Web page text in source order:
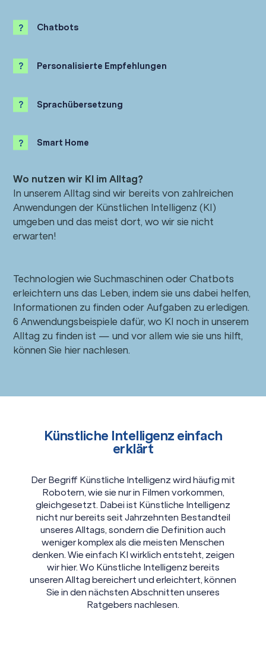
Chatbots
Personalisierte Empfehlungen
Sprachübersetzung
Smart Home
Wo nutzen wir KI im Alltag?
In unserem Alltag sind wir bereits von zahlreichen
Anwendungen der Künstlichen Intelligenz (KI)
umgeben und das meist dort, wo wir sie nicht
erwarten!
Technologien wie Suchmaschinen oder Chatbots
erleichtern uns das Leben, indem sie uns dabei helfen,
Informationen zu finden oder Aufgaben zu erledigen.
6 Anwendungsbeispiele dafür, wo KI noch in unserem
Alltag zu finden ist — und vor allem wie sie uns hilft,
können Sie hier nachlesen.
Künstliche Intelligenz einfach
erklärt
Der Begriff Künstliche Intelligenz wird häufig mit
Robotern, wie sie nur in Filmen vorkommen,
gleichgesetzt. Dabei ist Künstliche Intelligenz
nicht nur bereits seit Jahrzehnten Bestandteil
unseres Alltags, sondern die Definition auch
weniger komplex als die meisten Menschen
denken. Wie einfach KI wirklich entsteht, zeigen
wir hier. Wo Künstliche Intelligenz bereits
unseren Alltag bereichert und erleichtert, können
Sie in den nächsten Abschnitten unseres
Ratgebers nachlesen.